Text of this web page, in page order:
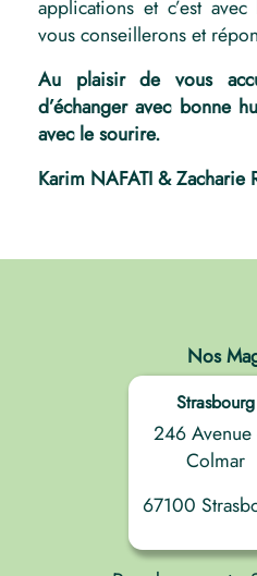
applications et c’est
vous conseillerons et
Au plaisir de vous
d’échanger avec bonne
avec le sourire.
Karim NAFATI & Zacharie
Nos
Strasbourg
246
Colmar
67100